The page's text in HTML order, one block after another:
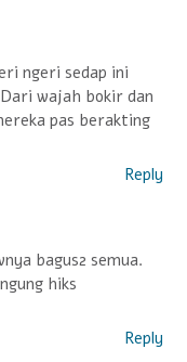
ngeri sedap ini
wajah bokir dan
pas berakting
Reply
bagus2 semua.
hiks
Reply